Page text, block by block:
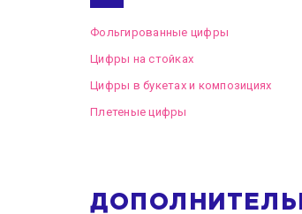
Фольгированные цифры
Цифры на стойках
Цифры в букетах и композициях
Плетеные цифры